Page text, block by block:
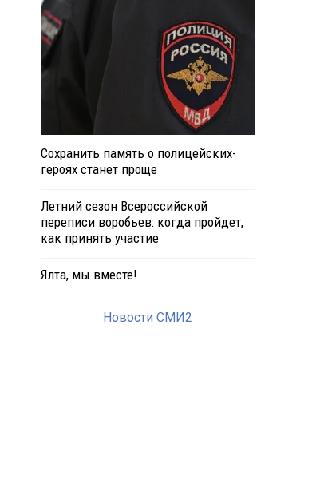
Сохранить память о полицейских-
героях станет проще
Летний сезон Всероссийской
переписи воробьев: когда пройдет,
как принять участие
Ялта, мы вместе!
Новости СМИ2